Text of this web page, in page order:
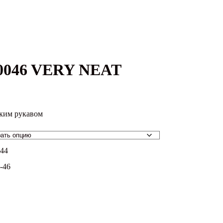
VERY NEAT
рукавом
46